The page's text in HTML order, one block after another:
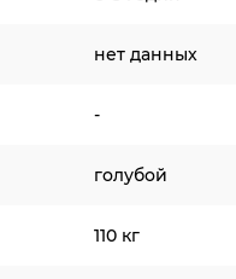
нет данных
-
голубой
110 кг